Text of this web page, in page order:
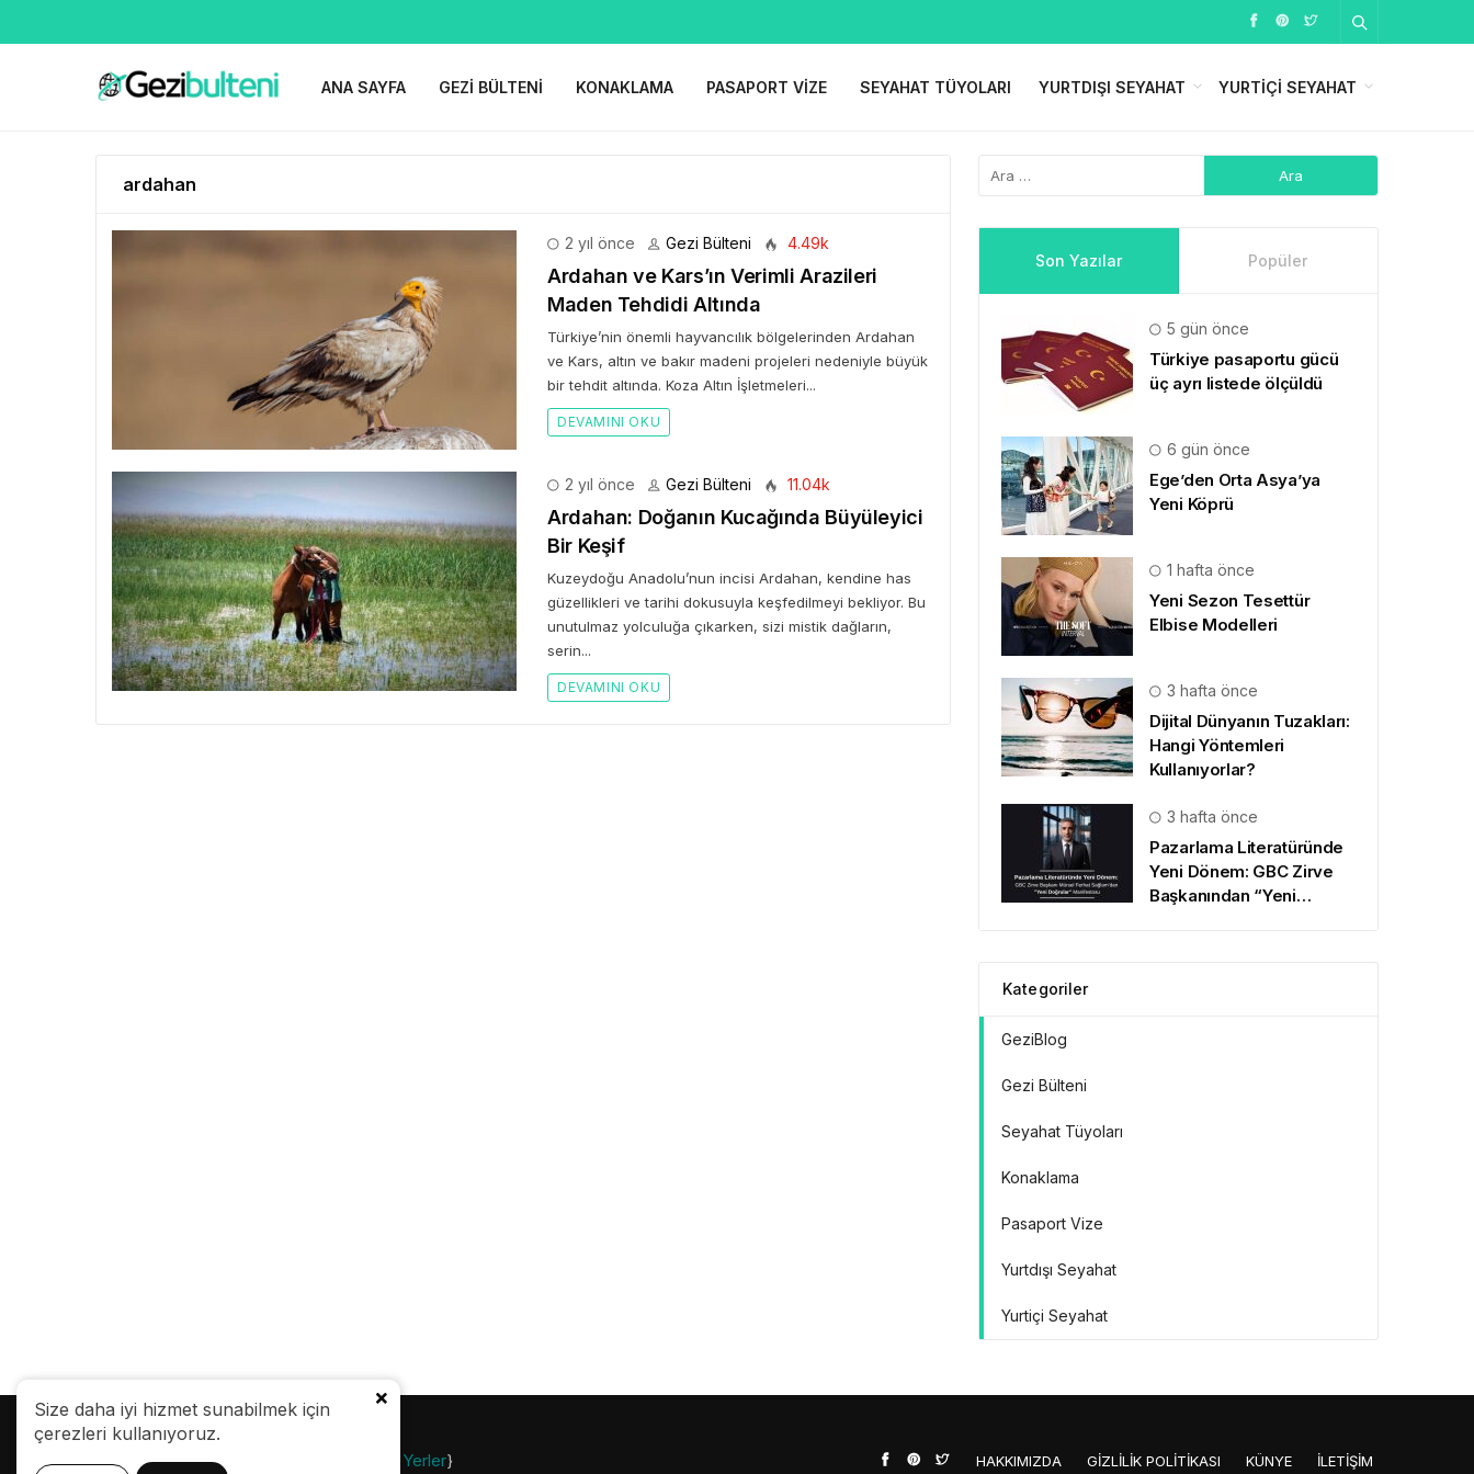
Size daha iyi hizmet sunabilmek için
çerezleri kullanıyoruz.
ANA SAYFA GEZI BÜLTENI KONAKLAMA PASAPORT VIZE SEYAHAT TÜYOLARI YURTDIŞI SEYAHAT YURTIÇI SEYAHAT
ardahan
2 yıl önce Gezi Bülteni 4.49k
Ardahan ve Kars’ın Verimli Arazileri
Maden Tehdidi Altında
Türkiye’nin önemli hayvancılık bölgelerinden Ardahan
ve Kars, altın ve bakır madeni projeleri nedeniyle büyük
bir tehdit altında. Koza Altın İşletmeleri...
DEVAMINI OKU
2 yıl önce Gezi Bülteni 11.04k
Ardahan: Doğanın Kucağında Büyüleyici
Bir Keşif
Kuzeydoğu Anadolu’nun incisi Ardahan, kendine has
güzellikleri ve tarihi dokusuyla keşfedilmeyi bekliyor. Bu
unutulmaz yolculuğa çıkarken, sizi mistik dağların,
serin...
DEVAMINI OKU
Son Yazılar Popüler
5 gün önce
Türkiye pasaportu gücü
üç ayrı listede ölçüldü
6 gün önce
Ege’den Orta Asya’ya
Yeni Köprü
1 hafta önce
Yeni Sezon Tesettür
Elbise Modelleri
3 hafta önce
Dijital Dünyanın Tuzakları:
Hangi Yöntemleri
Kullanıyorlar?
3 hafta önce
Pazarlama Literatüründe
Yeni Dönem: GBC Zirve
Başkanından “Yeni
Kategoriler
GeziBlog
Gezi Bülteni
Seyahat Tüyoları
Konaklama
Pasaport Vize
Yurtdışı Seyahat
Yurtiçi Seyahat
© 24.08.2007 |Gezi Bülteni Gezilecek Yerler} HAKKIMIZDA GIZLILIK POLITIKASI KÜNYE İLETIŞIM